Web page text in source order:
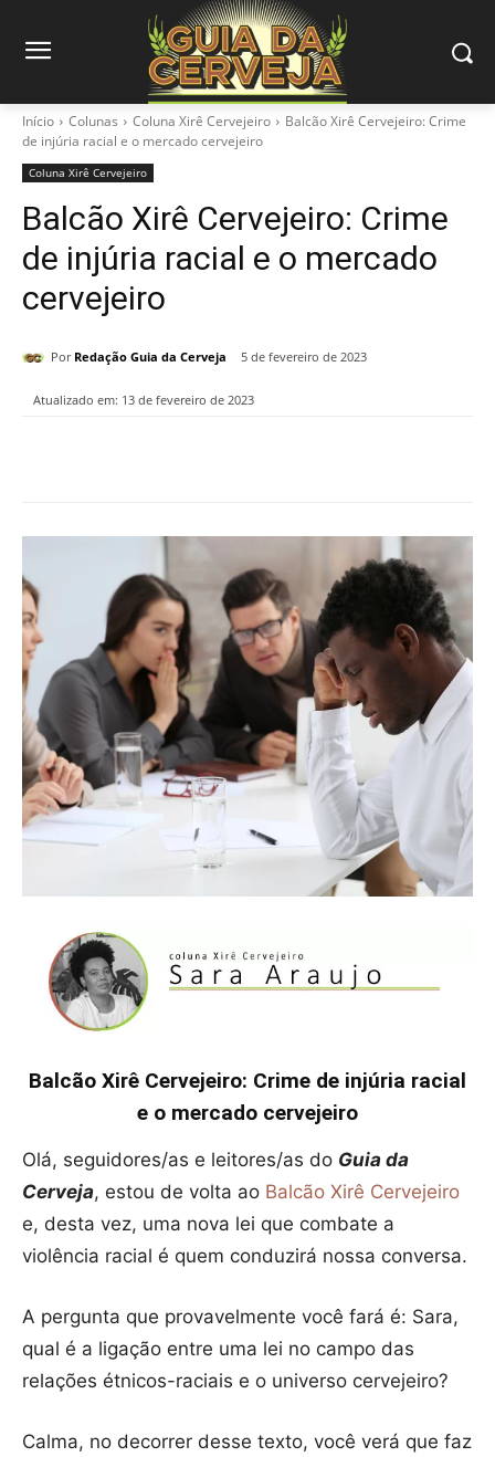
Início Colunas Coluna Xirê Cervejeiro
Balcão Xirê Cervejeiro: Crime
de injúria racial e o mercado cervejeiro
Coluna Xirê Cervejeiro
Balcão Xirê Cervejeiro: Crime
de injúria racial e o mercado
cervejeiro
Por Redação Guia da Cerveja 5 de fevereiro de 2023
Atualizado em: 13 de fevereiro de 2023
Balcão Xirê Cervejeiro: Crime de injúria racial
e o mercado cervejeiro
Olá, seguidores/as e leitores/as do Guia da
Cerveja, estou de volta ao Balcão Xirê Cervejeiro
e, desta vez, uma nova lei que combate a
violência racial é quem conduzirá nossa conversa.
A pergunta que provavelmente você fará é: Sara,
qual é a ligação entre uma lei no campo das
relações étnicos-raciais e o universo cervejeiro?
Calma, no decorrer desse texto, você verá que faz